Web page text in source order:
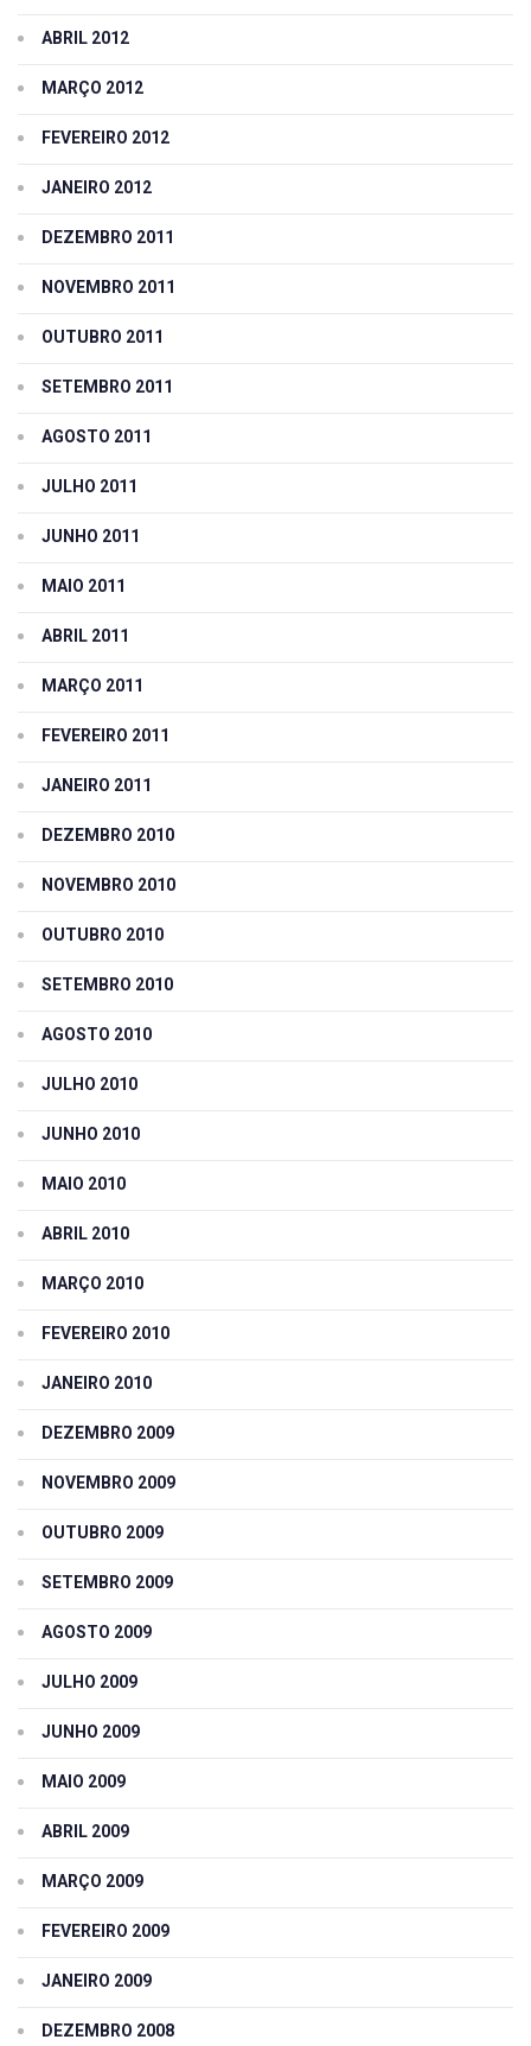
ABRIL 2012
MARÇO 2012
FEVEREIRO 2012
JANEIRO 2012
DEZEMBRO 2011
NOVEMBRO 2011
OUTUBRO 2011
SETEMBRO 2011
AGOSTO 2011
JULHO 2011
JUNHO 2011
MAIO 2011
ABRIL 2011
MARÇO 2011
FEVEREIRO 2011
JANEIRO 2011
DEZEMBRO 2010
NOVEMBRO 2010
OUTUBRO 2010
SETEMBRO 2010
AGOSTO 2010
JULHO 2010
JUNHO 2010
MAIO 2010
ABRIL 2010
MARÇO 2010
FEVEREIRO 2010
JANEIRO 2010
DEZEMBRO 2009
NOVEMBRO 2009
OUTUBRO 2009
SETEMBRO 2009
AGOSTO 2009
JULHO 2009
JUNHO 2009
MAIO 2009
ABRIL 2009
MARÇO 2009
FEVEREIRO 2009
JANEIRO 2009
DEZEMBRO 2008